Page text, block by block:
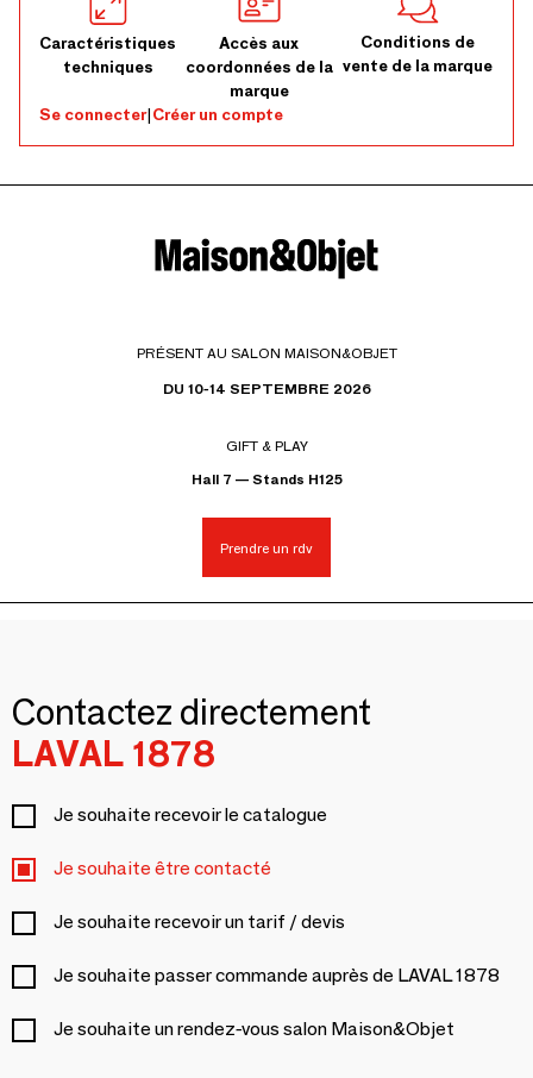
Caractéristiques
techniques
Accès aux
coordonnées de la
marque
Conditions de
vente de la marque
Se connecter|Créer un compte
PRÉSENT AU SALON MAISON&OBJET
DU 10-14 SEPTEMBRE 2026
GIFT & PLAY
Hall 7 — Stands H125
Prendre un rdv
Contactez directement
LAVAL 1878
Je souhaite recevoir le catalogue
Je souhaite être contacté
Je souhaite recevoir un tarif / devis
Je souhaite passer commande auprès de LAVAL 1878
Je souhaite un rendez-vous salon Maison&Objet